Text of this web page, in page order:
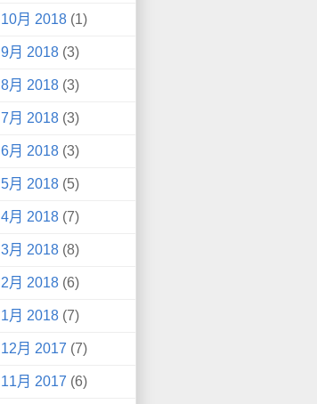
10月 2018 (1)
9月 2018 (3)
8月 2018 (3)
7月 2018 (3)
6月 2018 (3)
5月 2018 (5)
4月 2018 (7)
3月 2018 (8)
2月 2018 (6)
1月 2018 (7)
12月 2017 (7)
11月 2017 (6)